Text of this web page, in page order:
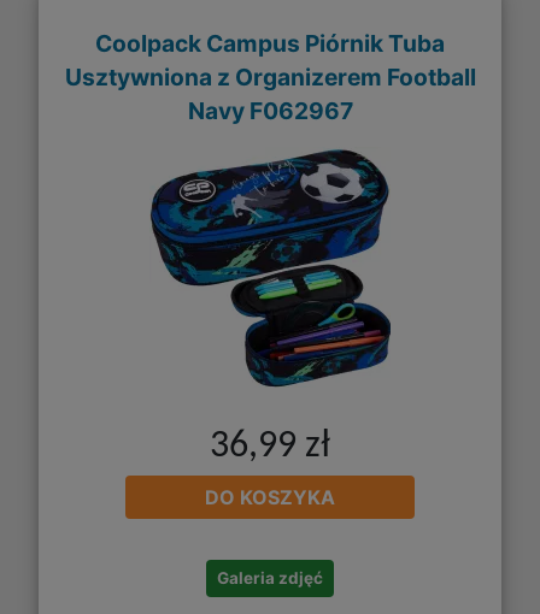
Coolpack Campus Piórnik Tuba
Usztywniona z Organizerem Football
Navy F062967
36,99 zł
DO KOSZYKA
Galeria zdjęć